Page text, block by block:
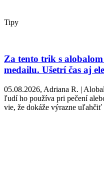
Tipy
Za tento trik s
medailu. Ušetrí čas aj
05.08.2026, Adriana R. |
ľudí ho používa pri pečení
vie, že dokáže výrazne uľahčiť